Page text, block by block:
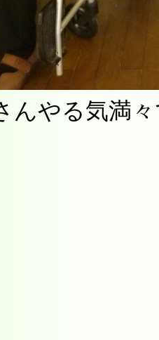
んやる気満